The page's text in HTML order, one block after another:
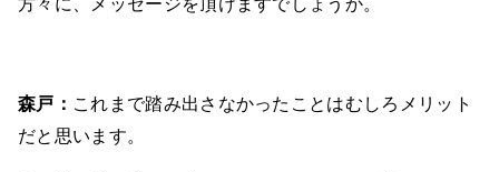
森戸： これまで踏み出さなかったことはむしろメリット
だと思います。